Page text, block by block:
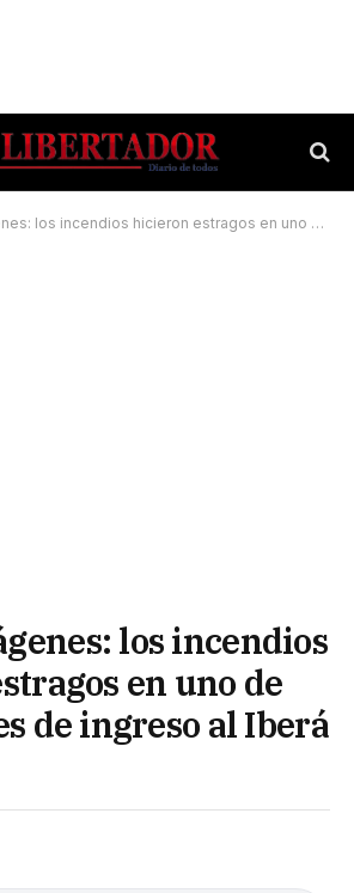
incendios hicieron estragos en uno de los portales de ingreso al Iberá
los incendios
en uno de
de ingreso al Iberá